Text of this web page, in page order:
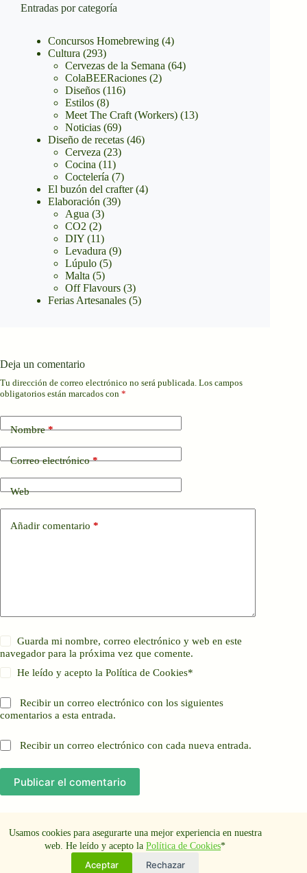
Usamos cookies para asegurarte una mejor experiencia en nuestra
web. He leído y acepto laPolítica de Cookies*
Aceptar Rechazar
Entradas por categoría
Concursos Homebrewing (4)
Cultura (293)
Cervezas de la Semana (64)
ColaBEERaciones (2)
Diseños (116)
Estilos (8)
Meet The Craft (Workers) (13)
Noticias (69)
Diseño de recetas (46)
Cerveza (23)
Cocina (11)
Coctelería (7)
El buzón del crafter(4)
Elaboración (39)
Agua (3)
CO2 (2)
DIY (11)
Levadura (9)
Lúpulo (5)
Malta (5)
Off Flavours (3)
Ferias Artesanales (5)
Deja un comentario
Tu dirección de correo electrónico no será publicada. Los campos
obligatorios están marcados con *
Nombre*
Correo electrónico*
Web
Añadir comentario *
Guarda mi nombre, correo electrónico y web en este
navegador para la próxima vez que comente.
He leído y acepto laPolítica de Cookies*
Recibir un correo electrónico con los siguientes
comentarios a esta entrada.
Recibir un correo electrónico con cada nueva entrada.
Publicar el comentario
Aviso Legal
Política de cookies